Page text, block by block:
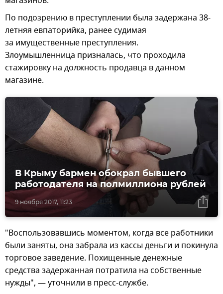
По подозрению в преступлении была задержана 38-
летняя евпаторийка, ранее судимая
за имущественные преступления.
Злоумышленница призналась, что проходила
стажировку на должность продавца в данном
магазине.
9 ноября 2017, 11:23
В Крыму бармен обокрал бывшего
работодателя на полмиллиона рублей
"Воспользовавшись моментом, когда все работники
были заняты, она забрала из кассы деньги и покинула
торговое заведение. Похищенные денежные
средства задержанная потратила на собственные
нужды", — уточнили в пресс-службе.